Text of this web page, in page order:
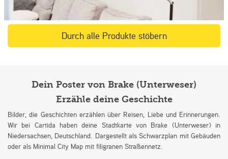
Durch alle Produkte stöbern
Dein Poster von Brake (Unterweser)
Erzähle deine Geschichte
Bilder, die Geschichten erzählen über Reisen, Liebe und Erinnerungen.
Wir bei Cartida haben deine Stadtkarte von Brake (Unterweser) in
Niedersachsen, Deutschland. Dargestellt als Schwarzplan mit Gebäuden
oder als Minimal City Map mit filigranen Straßennetz.